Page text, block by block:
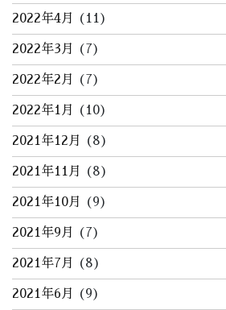
2022年4月 (11)
2022年3月 (7)
2022年2月 (7)
2022年1月 (10)
2021年12月 (8)
2021年11月 (8)
2021年10月 (9)
2021年9月 (7)
2021年7月 (8)
2021年6月 (9)